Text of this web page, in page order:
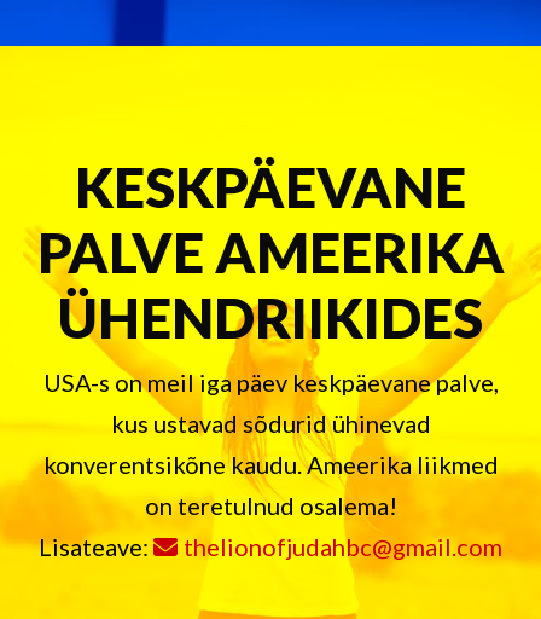
KESKPÄEVANE
PALVE AMEERIKA
ÜHENDRIIKIDES
USA-s on meil iga päev keskpäevane palve,
kus ustavad sõdurid ühinevad
konverentsikõne kaudu. Ameerika liikmed
on teretulnud osalema!
Lisateave:
thelionofjudahbc@gmail.com